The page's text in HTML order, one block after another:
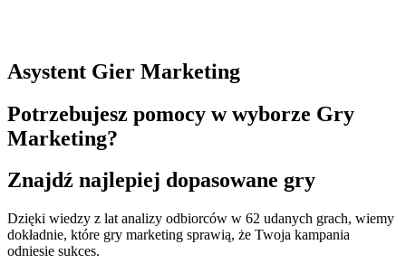
Asystent Gier Marketing
Potrzebujesz pomocy w wyborze Gry
Marketing?
Znajdź najlepiej dopasowane gry
Dzięki wiedzy z lat analizy odbiorców w 62 udanych grach, wiemy
dokładnie, które gry marketing sprawią, że Twoja kampania
odniesie sukces.